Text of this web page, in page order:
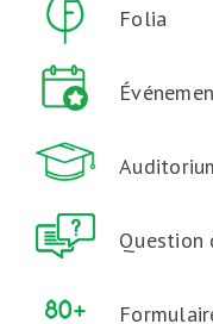
Folia
Question